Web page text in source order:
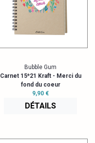
Bubble Gum
Carnet 15*21 Kraft - Merci du
fond du coeur
9,90 €
DÉTAILS